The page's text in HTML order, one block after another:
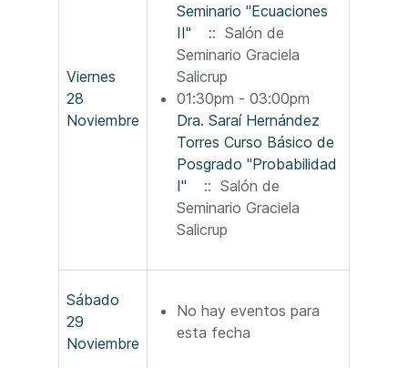
Viernes
28
Noviembre
Seminario "Ecuaciones
II"
:: Salón de
Seminario Graciela
Salicrup
01:30pm - 03:00pm
Dra. Saraí Hernández
Torres Curso Básico de
Posgrado "Probabilidad
I"
:: Salón de
Seminario Graciela
Salicrup
Sábado
29
Noviembre
No hay eventos para
esta fecha